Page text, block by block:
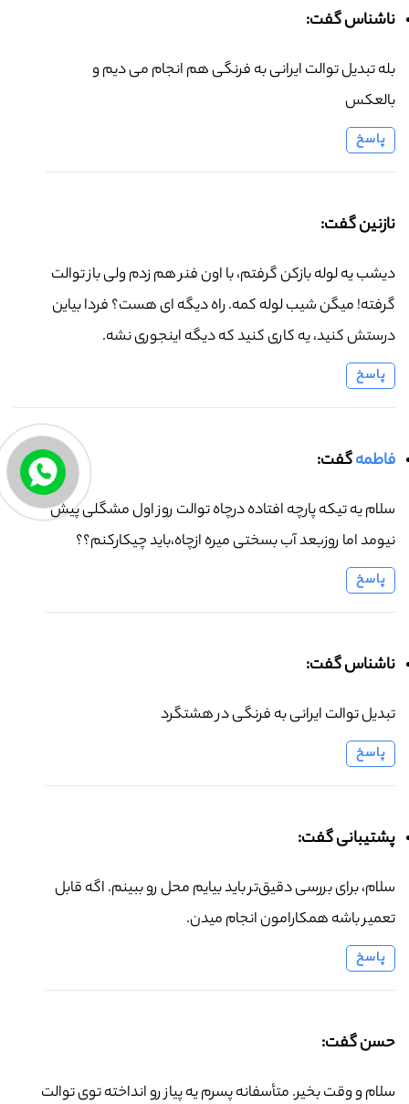
ناشناس گفت:
بله تبدیل توالت ایرانی به فرنگی هم انجام می دیم و
بالعکس
پاسخ
نازنین گفت:
دیشب یه لوله بازکن گرفتم، با اون فنر هم زدم ولی باز توالت
گرفته! میگن شیب لوله کمه. راه دیگه ای هست؟ فردا بیاین
درستش کنید، یه کاری کنید که دیگه اینجوری نشه.
پاسخ
فاطمهگفت:
سلام یه تیکه پارچه افتاده درچاه توالت روز اول مشگلی پیش
نیومد اما روزبعد آب بسختی میره ازچاه،باید چیکارکنم؟؟
پاسخ
ناشناس گفت:
تبدیل توالت ایرانی به فرنگی در هشتگرد
پاسخ
پشتیبانی گفت:
سلام، برای بررسی دقیق‌تر باید بیایم محل رو ببینم. اگه قابل
تعمیر باشه همکارامون انجام میدن.
پاسخ
حسن گفت:
سلام و وقت بخیر. متأسفانه پسرم یه پیاز رو انداخته توی توالت